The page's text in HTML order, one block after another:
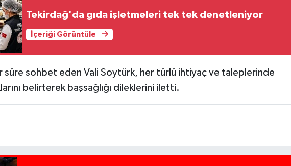
Tekirdağ'da gıda işletmeleri tek tek denetleniyor
İçeriği Görüntüle
süre sohbet eden Vali Soytürk, her türlü ihtiyaç ve taleplerinde
belirterek başsağlığı dileklerini iletti.